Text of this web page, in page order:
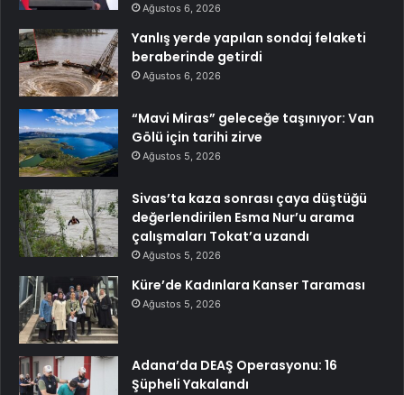
Ağustos 6, 2026
Yanlış yerde yapılan sondaj felaketi
beraberinde getirdi
Ağustos 6, 2026
“Mavi Miras” geleceğe taşınıyor: Van
Gölü için tarihi zirve
Ağustos 5, 2026
Sivas’ta kaza sonrası çaya düştüğü
değerlendirilen Esma Nur’u arama
çalışmaları Tokat’a uzandı
Ağustos 5, 2026
Küre’de Kadınlara Kanser Taraması
Ağustos 5, 2026
Adana’da DEAŞ Operasyonu: 16
Şüpheli Yakalandı